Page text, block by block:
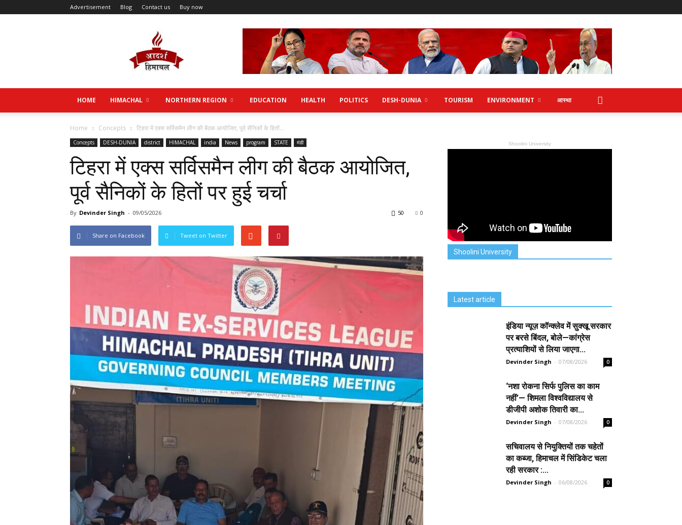
Advertisement Blog Contact us Buy now
HOME HIMACHAL NORTHERN REGION EDUCATION HEALTH POLITICS DESH-DUNIA TOURISM ENVIRONMENT आस्था
Home Concepts टिहरा में एक्स सर्विसमैन लीग की बैठक आयोजित, पूर्व सैनिकों के हितों...
Concepts DESH-DUNIA district HIMACHAL india News program STATE मंडी
टिहरा में एक्स सर्विसमैन लीग की बैठक आयोजित,
पूर्व सैनिकों के हितों पर हुई चर्चा
By Devinder Singh - 09/05/2026 0
50
Share on Facebook Tweet on Twitter
Shoolini University
Shoolini University
Latest article
इंडिया न्यूज़ कॉन्क्लेव में सुक्खू सरकार
पर बरसे बिंदल, बोले—कांग्रेस
प्रत्याशियों से लिया जाएगा...
Devinder Singh - 07/08/2026 0
‘नशा रोकना सिर्फ पुलिस का काम
नहीं’— शिमला विश्वविद्यालय से
डीजीपी अशोक तिवारी का...
Devinder Singh - 07/08/2026 0
सचिवालय से नियुक्तियों तक चहेतों
का कब्जा, हिमाचल में सिंडिकेट चला
रही सरकार :...
Devinder Singh - 06/08/2026 0